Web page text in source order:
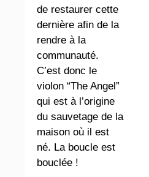
de restaurer cette
dernière afin de la
rendre à la
communauté.
C’est donc le
violon “The Angel”
qui est à l’origine
du sauvetage de la
maison où il est
né. La boucle est
bouclée !